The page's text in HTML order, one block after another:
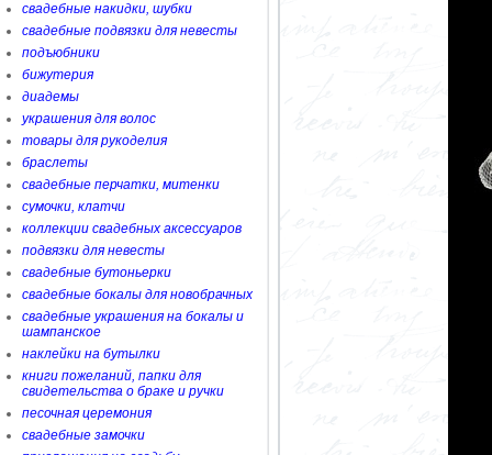
свадебные накидки, шубки
свадебные подвязки для невесты
подъюбники
бижутерия
диадемы
украшения для волос
товары для рукоделия
браслеты
свадебные перчатки, митенки
сумочки, клатчи
коллекции свадебных аксессуаров
подвязки для невесты
свадебные бутоньерки
свадебные бокалы для новобрачных
свадебные украшения на бокалы и
шампанское
наклейки на бутылки
книги пожеланий, папки для
свидетельства о браке и ручки
песочная церемония
свадебные замочки